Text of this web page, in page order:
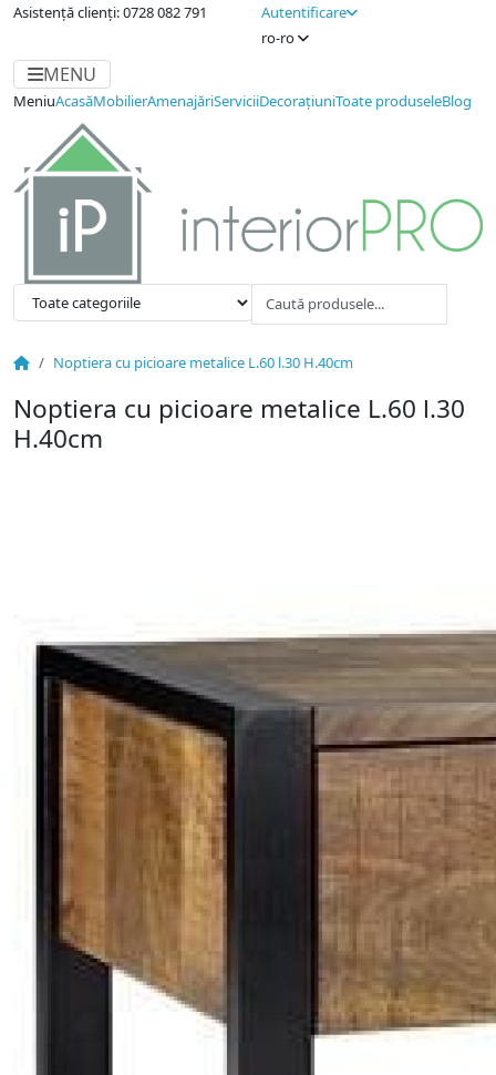
Asistență clienți: 0728 082 791
Autentificare
ro-ro
MENU
MeniuAcasăMobilierAmenajăriServiciiDecorațiuniToate produseleBlog
Noptiera cu picioare metalice L.60 l.30 H.40cm
Noptiera cu picioare metalice L.60 l.30
H.40cm